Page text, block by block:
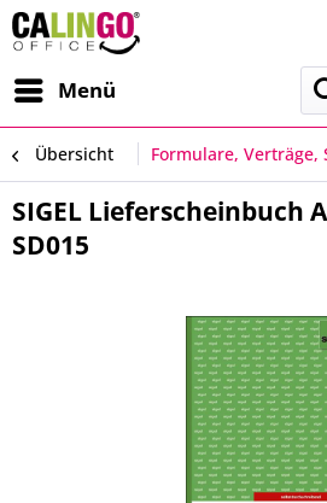
Menü
Übersicht Formulare,
SIGEL Lieferscheinbuch
SD015